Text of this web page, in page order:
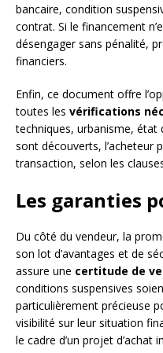
bancaire, condition
contrat. Si le financement
désengager sans pénalité,
financiers.
Enfin, ce document offre
toutes les vérifications
techniques, urbanisme, état
sont découverts, l’acheteur
transaction, selon les
Les garanties
Du côté du vendeur, la
son lot d’avantages et de
assure une certitude de
conditions suspensives
particulièrement précieuse
visibilité sur leur situation
le cadre d’un projet